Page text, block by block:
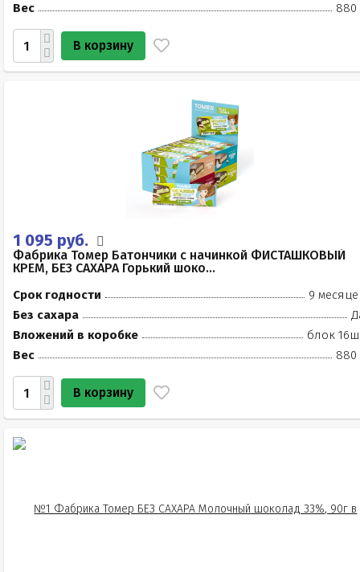
Вес
880
В корзину
1 095 руб.
Фабрика Томер Батончики с начинкой ФИСТАШКОВЫЙ
КРЕМ, БЕЗ САХАРА Горький шоко...
Срок годности
9
Без сахара
Вложений в коробке
блок
Вес
880
В корзину